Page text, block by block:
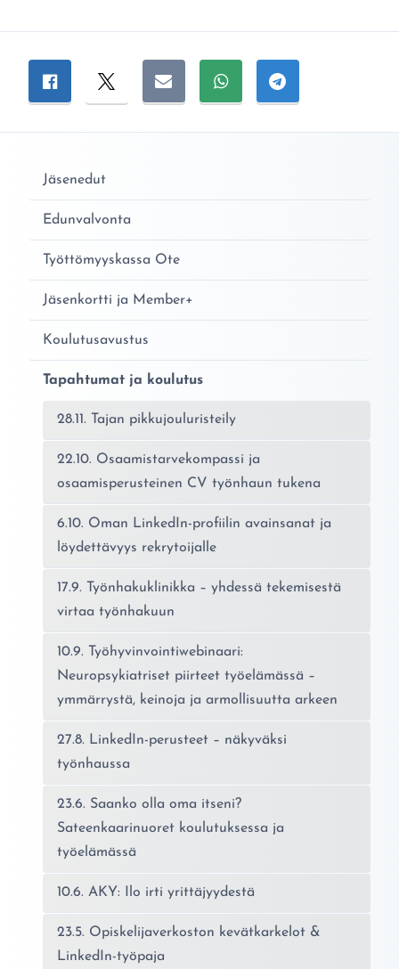
Jaa sivu
Jaa Facebookissa
Jaa TwitterissäJaa sähköpostitse
Jaa WhatsAppissa
Jaa
Jäsenedut
Edunvalvonta
Työttömyyskassa Ote
Jäsenkortti ja Member+
Koulutusavustus
Tapahtumat ja koulutus
28.11. Tajan pikkujouluristeily
22.10. Osaamistarvekompassi ja
osaamisperusteinen CV työnhaun tukena
6.10. Oman LinkedIn-profiilin avainsanat ja
löydettävyys rekrytoijalle
17.9. Työnhakuklinikka – yhdessä tekemisestä
virtaa työnhakuun
10.9. Työhyvinvointiwebinaari:
Neuropsykiatriset piirteet työelämässä –
ymmärrystä, keinoja ja armollisuutta arkeen
27.8. LinkedIn-perusteet – näkyväksi
työnhaussa
23.6. Saanko olla oma itseni?
Sateenkaarinuoret koulutuksessa ja
työelämässä
10.6. AKY: Ilo irti yrittäjyydestä
23.5. Opiskelijaverkoston kevätkarkelot &
LinkedIn-työpaja